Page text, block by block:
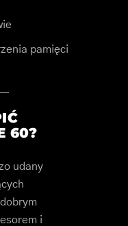
pamięci
60?
udany
i